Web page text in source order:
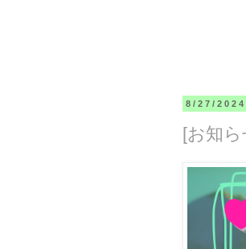
8/27/2024
[お知